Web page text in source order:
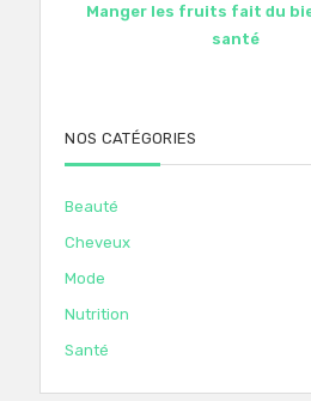
Manger les fruits fait du
santé
NOS CATÉGORIES
Beauté
Cheveux
Mode
Nutrition
Santé